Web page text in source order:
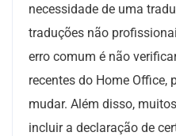
necessidade de uma
traduções não
erro comum é não
recentes do Home Office,
mudar. Além disso,
incluir a declaração de